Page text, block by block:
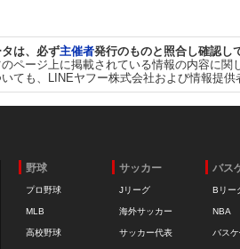
は、必ず主催者発行のものと照合し確認し
ページ上に掲載されている情報の内容に
ても、LINEヤフー株式会社および情報提供
野球
プロ野球
MLB
高校野球
サッカー
Jリーグ
海外サッカー
サッカー代表
バス
Bリー
NBA
バス